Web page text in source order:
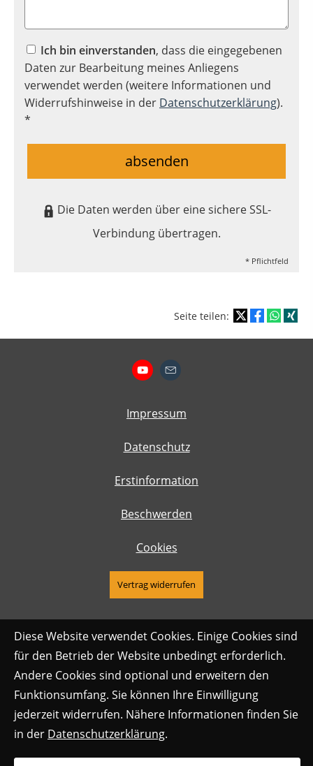
Ich bin einverstanden, dass die eingegebenen
Daten zur Bearbeitung meines Anliegens
verwendet werden (weitere Informationen und
Widerrufshinweise in der Datenschutzerklärung).
*
absenden
Die Daten werden über eine sichere SSL-
Verbindung übertragen.
* Pflichtfeld
Seite teilen:
Impressum
Datenschutz
Erstinformation
Beschwerden
Cookies
Vertrag widerrufen
Diese Website verwendet Cookies. Einige Cookies sind
für den Betrieb der Website unbedingt erforderlich.
Andere Cookies sind optional und erweitern den
Funktionsumfang. Sie können Ihre Einwilligung
jederzeit widerrufen. Nähere Informationen finden Sie
in der Datenschutzerklärung.